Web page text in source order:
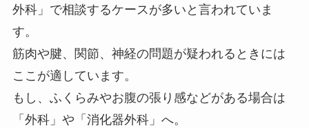
外科」で相談するケースが多いと言われていま
す。
筋肉や腱、関節、神経の問題が疑われるときには
ここが適しています。
もし、ふくらみやお腹の張り感などがある場合は
「外科」や「消化器外科」へ。